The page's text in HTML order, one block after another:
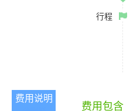
行程
费用说明
费用包含